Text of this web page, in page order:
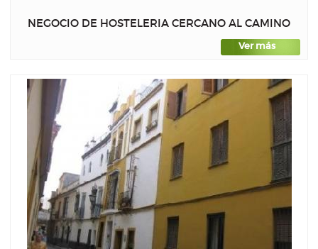
NEGOCIO DE HOSTELERIA CERCANO AL CAMINO
Ver más